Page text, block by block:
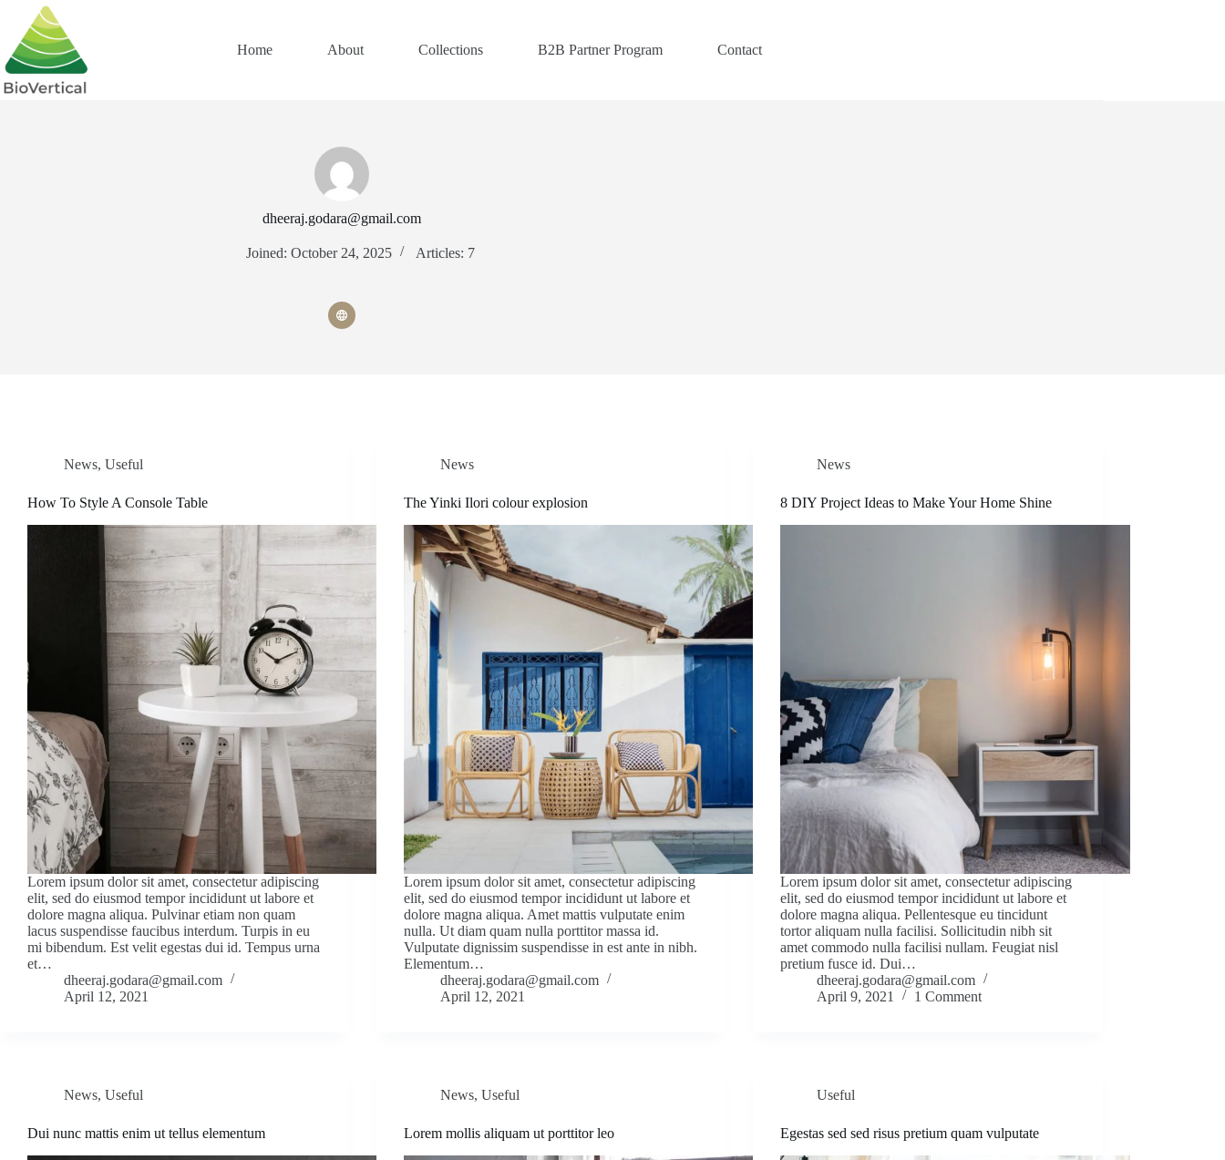
content
Home About Collections B2B Partner Program Contact
dheeraj.godara@gmail.com
Joined: October 24, 2025 Articles: 7
News, Useful
How To Style A Console Table
Lorem ipsum dolor sit amet, consectetur adipiscing
elit, sed do eiusmod tempor incididunt ut labore et
dolore magna aliqua. Pulvinar etiam non quam
lacus suspendisse faucibus interdum. Turpis in eu
mi bibendum. Est velit egestas dui id. Tempus urna
et…
dheeraj.godara@gmail.com
April 12, 2021
News
The Yinki Ilori colour explosion
Lorem ipsum dolor sit amet, consectetur adipiscing
elit, sed do eiusmod tempor incididunt ut labore et
dolore magna aliqua. Amet mattis vulputate enim
nulla. Ut diam quam nulla porttitor massa id.
Vulputate dignissim suspendisse in est ante in nibh.
Elementum…
dheeraj.godara@gmail.com
April 12, 2021
News
8 DIY Project Ideas to Make Your Home Shine
Lorem ipsum dolor sit amet, consectetur adipiscing
elit, sed do eiusmod tempor incididunt ut labore et
dolore magna aliqua. Pellentesque eu tincidunt
tortor aliquam nulla facilisi. Sollicitudin nibh sit
amet commodo nulla facilisi nullam. Feugiat nisl
pretium fusce id. Dui…
dheeraj.godara@gmail.com
April 9, 2021
1 Comment
News, Useful
Dui nunc mattis enim ut tellus elementum
News,Useful
Lorem mollis aliquam ut porttitor leo
Useful
Egestas sed sed risus pretium quam vulputate